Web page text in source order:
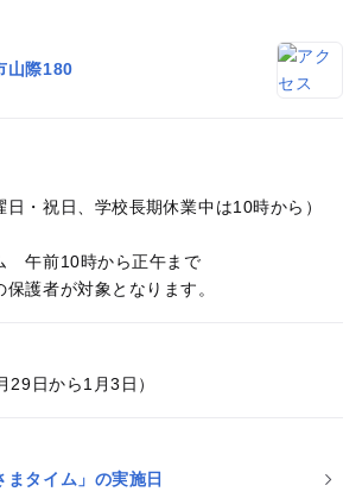
山際180
日・祝日、学校長期休業中は10時から）
午前10時から正午まで
護者が対象となります。
29日から1月3日）
まタイム」の実施日